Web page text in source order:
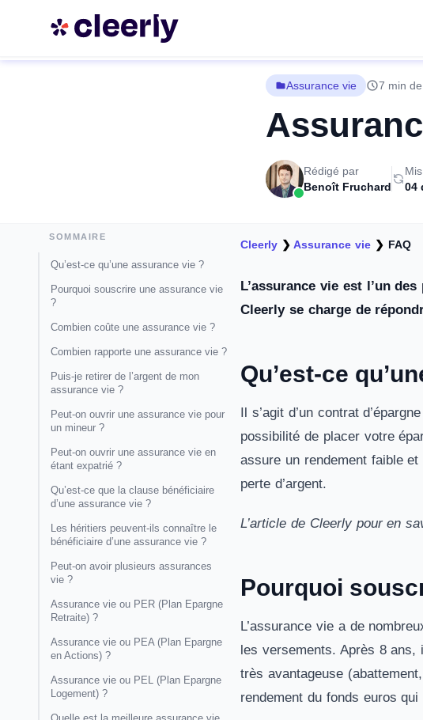
Assurance vie 7 min
Rédigé par
Benoît Fruchard
04
SOMMAIRE
Qu’est-ce qu’une assurance vie ?
Pourquoi souscrire une assurance vie
?
Combien coûte une assurance vie ?
Combien rapporte une assurance vie ?
Puis-je retirer de l’argent de mon
assurance vie ?
Peut-on ouvrir une assurance vie pour
un mineur ?
Peut-on ouvrir une assurance vie en
étant expatrié ?
Qu’est-ce que la clause bénéficiaire
d’une assurance vie ?
Les héritiers peuvent-ils connaître le
bénéficiaire d’une assurance vie ?
Peut-on avoir plusieurs assurances
vie ?
Assurance vie ou PER (Plan Epargne
Retraite) ?
Assurance vie ou PEA (Plan Epargne
en Actions) ?
Assurance vie ou PEL (Plan Epargne
Logement) ?
Cleerly ❯Assurance vie ❯ FAQ
L’assurance vie est l’un
Cleerly se charge de
Qu’est-ce
Il s’agit d’un contrat
possibilité de placer votre
assure un rendement faible
perte d’argent.
L’article de Cleerly pour en
Pourquoi
L’assurance vie a de
les versements. Après 8
très avantageuse
rendement du fonds euros